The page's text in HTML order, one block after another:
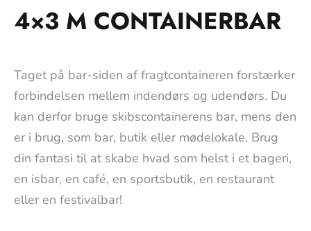
4×3 M CONTAINERBAR
Taget på bar-siden af fragtcontaineren forstærker
forbindelsen mellem indendørs og udendørs. Du
kan derfor bruge skibscontainerens bar, mens den
er i brug, som bar, butik eller mødelokale. Brug
din fantasi til at skabe hvad som helst i et bageri,
en isbar, en café, en sportsbutik, en restaurant
eller en festivalbar!